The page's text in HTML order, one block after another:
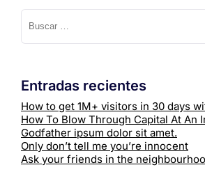
Entradas recientes
How to get 1M+ visitors in 30 days
How To Blow Through Capital At An
Godfather ipsum dolor sit amet.
Only don’t tell me you’re innocent
Ask your friends in the